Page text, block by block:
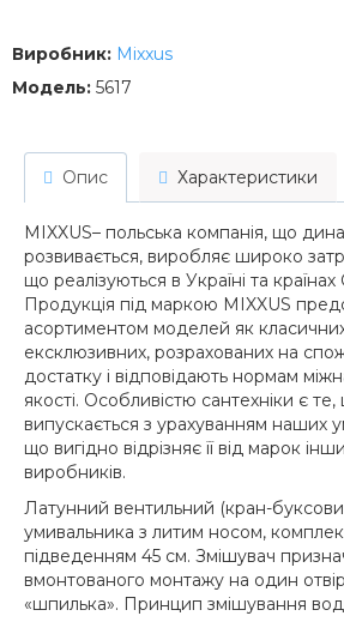
Виробник: Mixxus
Модель: 5617
Опис Характеристики
MIXXUS– польська компанія, що
розвивається, виробляє широко
що реалізуються в Україні та
Продукція під маркою MIXXUS
асортиментом моделей як
ексклюзивних, розрахованих на
достатку і відповідають нормам
якості. Особливістю сантехніки є
випускається з урахуванням наших
що вигідно відрізняє її від марок
виробників.
Латунний вентильний (кран-
умивальника з литим носом,
підведенням 45 см. Змішувач
вмонтованого монтажу на один
«шпилька». Принцип змішування